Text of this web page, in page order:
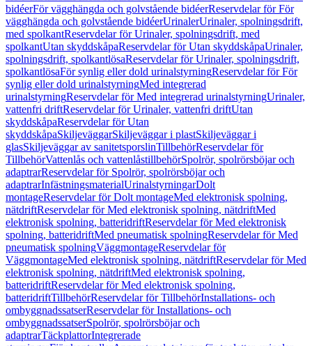
bidéerFör vägghängda och golvstående bidéerReservdelar för För
vägghängda och golvstående bidéerUrinalerUrinaler, spolningsdrift,
med spolkantReservdelar för Urinaler, spolningsdrift, med
spolkantUtan skyddskåpaReservdelar för Utan skyddskåpaUrinaler,
spolningsdrift, spolkantlösaReservdelar för Urinaler, spolningsdrift,
spolkantlösaFör synlig eller dold urinalstyrningReservdelar för För
synlig eller dold urinalstyrningMed integrerad
urinalstyrningReservdelar för Med integrerad urinalstyrningUrinaler,
vattenfri driftReservdelar för Urinaler, vattenfri driftUtan
skyddskåpaReservdelar för Utan
skyddskåpaSkiljeväggarSkiljeväggar i plastSkiljeväggar i
glasSkiljeväggar av sanitetsporslinTillbehörReservdelar för
TillbehörVattenlås och vattenlåstillbehörSpolrör, spolrörsböjar och
adaptrarReservdelar för Spolrör, spolrörsböjar och
adaptrarInfästningsmaterialUrinalstyrningarDolt
montageReservdelar för Dolt montageMed elektronisk spolning,
nätdriftReservdelar för Med elektronisk spolning, nätdriftMed
elektronisk spolning, batteridriftReservdelar för Med elektronisk
spolning, batteridriftMed pneumatisk spolningReservdelar för Med
pneumatisk spolningVäggmontageReservdelar för
VäggmontageMed elektronisk spolning, nätdriftReservdelar för Med
elektronisk spolning, nätdriftMed elektronisk spolning,
batteridriftReservdelar för Med elektronisk spolning,
batteridriftTillbehörReservdelar för TillbehörInstallations- och
ombyggnadssatserReservdelar för Installations- och
ombyggnadssatserSpolrör, spolrörsböjar och
adaptrarTäckplattorIntegrerade